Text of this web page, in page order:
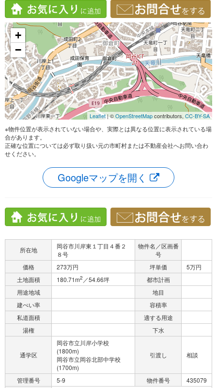
+
−
Leaflet| ©OpenStreetMapcontributors, CC-BY-SA
※物件位置が表示されていない場合や、実際とは異なる位置に表示されている場
合があります。
正確な位置については必ず取り扱い元の市町村または不動産会社へお問い合わ
せください。
Googleマップを開く
所在地
岡谷市川岸東１丁目４番２
８号
物件名／区画番
号
価格
273万円 坪単価
5万円
土地面積
180.71m2 ／54.66坪
都市計画
用途地域
地目
建ぺい率
容積率
私道面積
適する用途
湯権
下水
通学区
岡谷市立川岸小学校
(1800m)
岡谷市立岡谷北部中学校
(1700m)
引渡し 相談
管理番号 5-9 物件番号
435079